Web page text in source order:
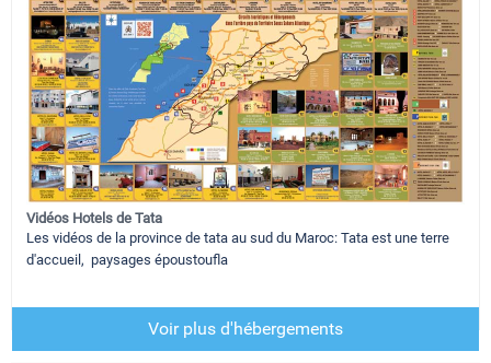
Vidéos Hotels de Tata
Les vidéos de la province de tata au sud du Maroc: Tata est une terre
d'accueil, paysages époustoufla
Voir plus d'hébergements